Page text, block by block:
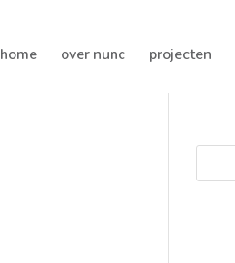
home over nunc projecten